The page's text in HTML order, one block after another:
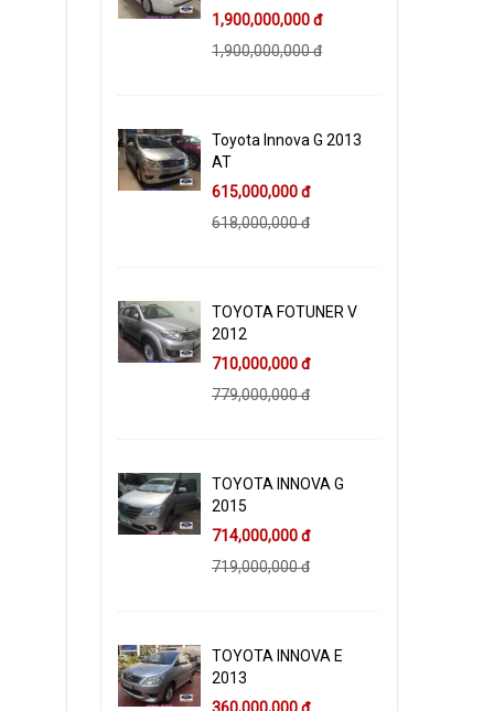
1,900,000,000 đ
1,900,000,000 đ
Toyota Innova G 2013
AT
615,000,000 đ
618,000,000 đ
TOYOTA FOTUNER V
2012
710,000,000 đ
779,000,000 đ
TOYOTA INNOVA G
2015
714,000,000 đ
719,000,000 đ
TOYOTA INNOVA E
2013